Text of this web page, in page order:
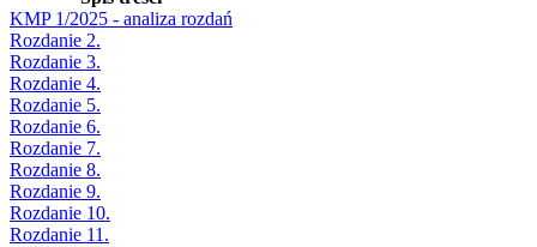
KMP 1/2025 - analiza rozdań
Rozdanie 2.
Rozdanie 3.
Rozdanie 4.
Rozdanie 5.
Rozdanie 6.
Rozdanie 7.
Rozdanie 8.
Rozdanie 9.
Rozdanie 10.
Rozdanie 11.